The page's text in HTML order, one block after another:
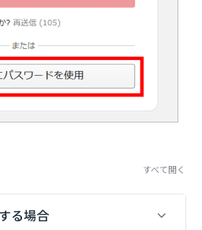
すべて開く
る場合